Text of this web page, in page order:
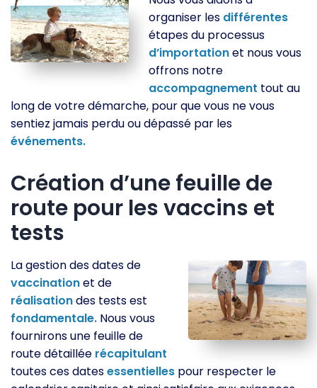
organiser les différentes
étapes du processus
d’importationet nous vous
offrons notre
accompagnement tout au
long de votre démarche, pour que vous ne vous
sentiez jamais perdu ou dépassé par les
événements.
Création d’une feuille de
route pour les vaccins et
tests
La gestion des dates de
vaccinationet de
réalisationdes tests est
fondamentale. Nous vous
fournirons une feuille de
route détaillée récapitulant
toutes ces datesessentielles pour respecter le